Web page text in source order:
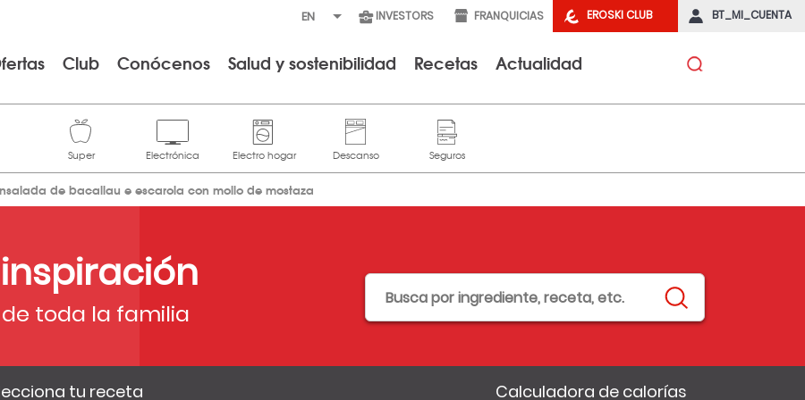
EROSKI CLUB BT_MI_CUENTA
INVESTORS FRANQUICIAS
Club Conócenos Salud y sostenibilidad Recetas Actualidad
de bacallau e escarola con mollo de mostaza
toda la familia
tu receta Calculadora de calorías